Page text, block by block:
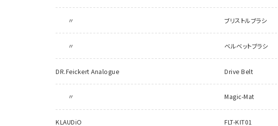
〃 ブリストルブラシ
〃 ベルベットブラシ
DR.Feickert Analogue Drive Belt
〃 Magic-Mat
KLAUDiO FLT-KIT01